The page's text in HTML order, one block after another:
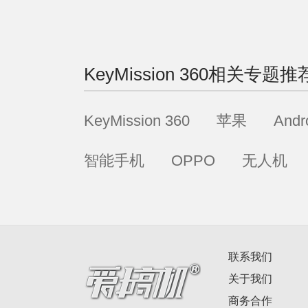
KeyMission 360相关专题推
KeyMission 360 苹果
智能手机 OPPO 无人机
联系我们
关于我们
商务合作